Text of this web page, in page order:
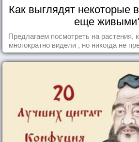
Как выглядят некоторые
еще
Предлагаем посмотреть на растения,
многократно видели , но никогда не
употребляете их в